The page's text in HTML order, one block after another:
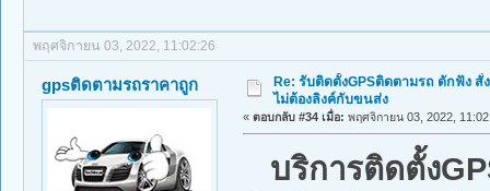
พฤศจิกายน 03, 2022, 11:02:26
gpsติดตามรถราคาถูก
Re: รับติดตั้งGPSติดตามรถ ดักฟัง สั่
ไม่ต้องลิงค์กับขนส่ง
« ตอบกลับ #34 เมื่อ: พฤศจิกายน 03, 2022,
บริการติดตั้ง